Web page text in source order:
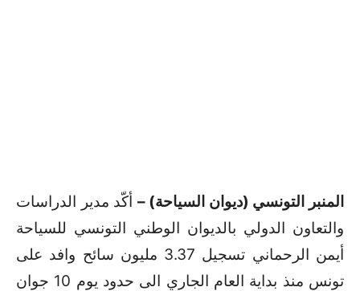
المنبر التونسي (ديوان السياحة) – أكّد مدير الدراسات
والتعاون الدولي بالديوان الوطني التونسي للسياحة
أيمن الرحماني تسجيل 3.37 مليون سائح وافد على
تونس منذ بداية العام الجاري الى حدود يوم 10 جوان